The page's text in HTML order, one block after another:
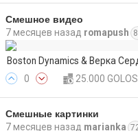
Смешное видео
7 месяцев назад romapush
Boston Dynamics & Верка
0
25.000 GOLOS
Смешные картинки
7 месяцев назад marianka